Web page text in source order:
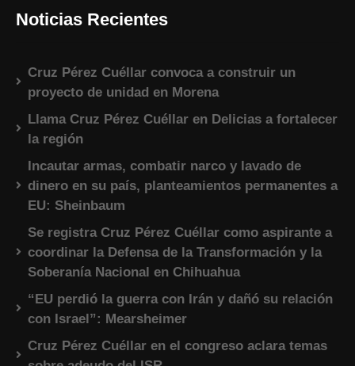
Noticias Recientes
Cruz Pérez Cuéllar convoca a construir un
proyecto de unidad en Morena
Llama Cruz Pérez Cuéllar en Delicias a fortalecer
la región
Incautar armas, combatir narco y lavado de
dinero en su país, planteamientos permanentes a
EU: Sheinbaum
Se registra Cruz Pérez Cuéllar como aspirante a
coordinar la Defensa de la Transformación y la
Soberanía Nacional en Chihuahua
“EU perdió la guerra con Irán y dañó su relación
con Israel”: Mearsheimer
Cruz Pérez Cuéllar en el congreso aclara temas